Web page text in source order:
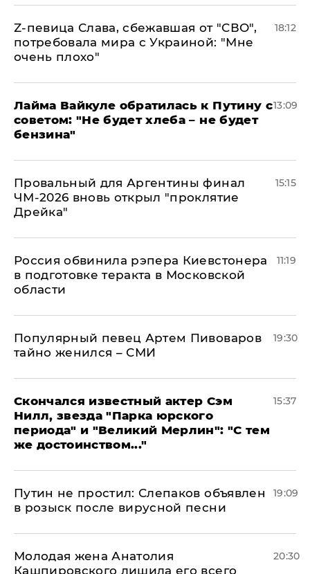
Z-певица Слава, сбежавшая от "СВО",
потребовала мира с Украиной: "Мне
очень плохо"
18:12
Лайма Вайкуле обратилась к Путину с
советом: "Не будет хлеба – не будет
бензина"
13:09
Провальный для Аргентины финал
ЧМ-2026 вновь открыл "проклятие
Дрейка"
15:15
Россия обвинила рэпера Киевстонера
в подготовке теракта в Московской
области
11:19
Популярный певец Артем Пивоваров
тайно женился – СМИ
19:30
Скончался известный актер Сэм
Нилл, звезда "Парка юрского
периода" и "Великий Мерлин": "С тем
же достоинством..."
15:37
Путин не простил: Слепаков объявлен
в розыск после вирусной песни
19:09
Молодая жена Анатолия
Кашпировского лишила его всего
20:30